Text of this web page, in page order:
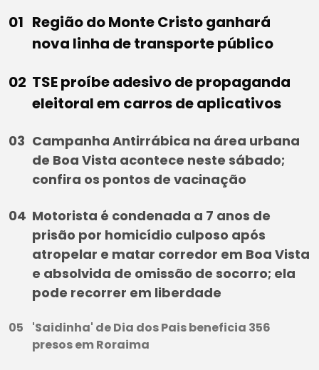
Região do Monte Cristo ganhará
nova linha de transporte público
TSE proíbe adesivo de propaganda
eleitoral em carros de aplicativos
Campanha Antirrábica na área urbana
de Boa Vista acontece neste sábado;
confira os pontos de vacinação
Motorista é condenada a 7 anos de
prisão por homicídio culposo após
atropelar e matar corredor em Boa Vista
e absolvida de omissão de socorro; ela
pode recorrer em liberdade
'Saidinha' de Dia dos Pais beneficia 356
presos em Roraima